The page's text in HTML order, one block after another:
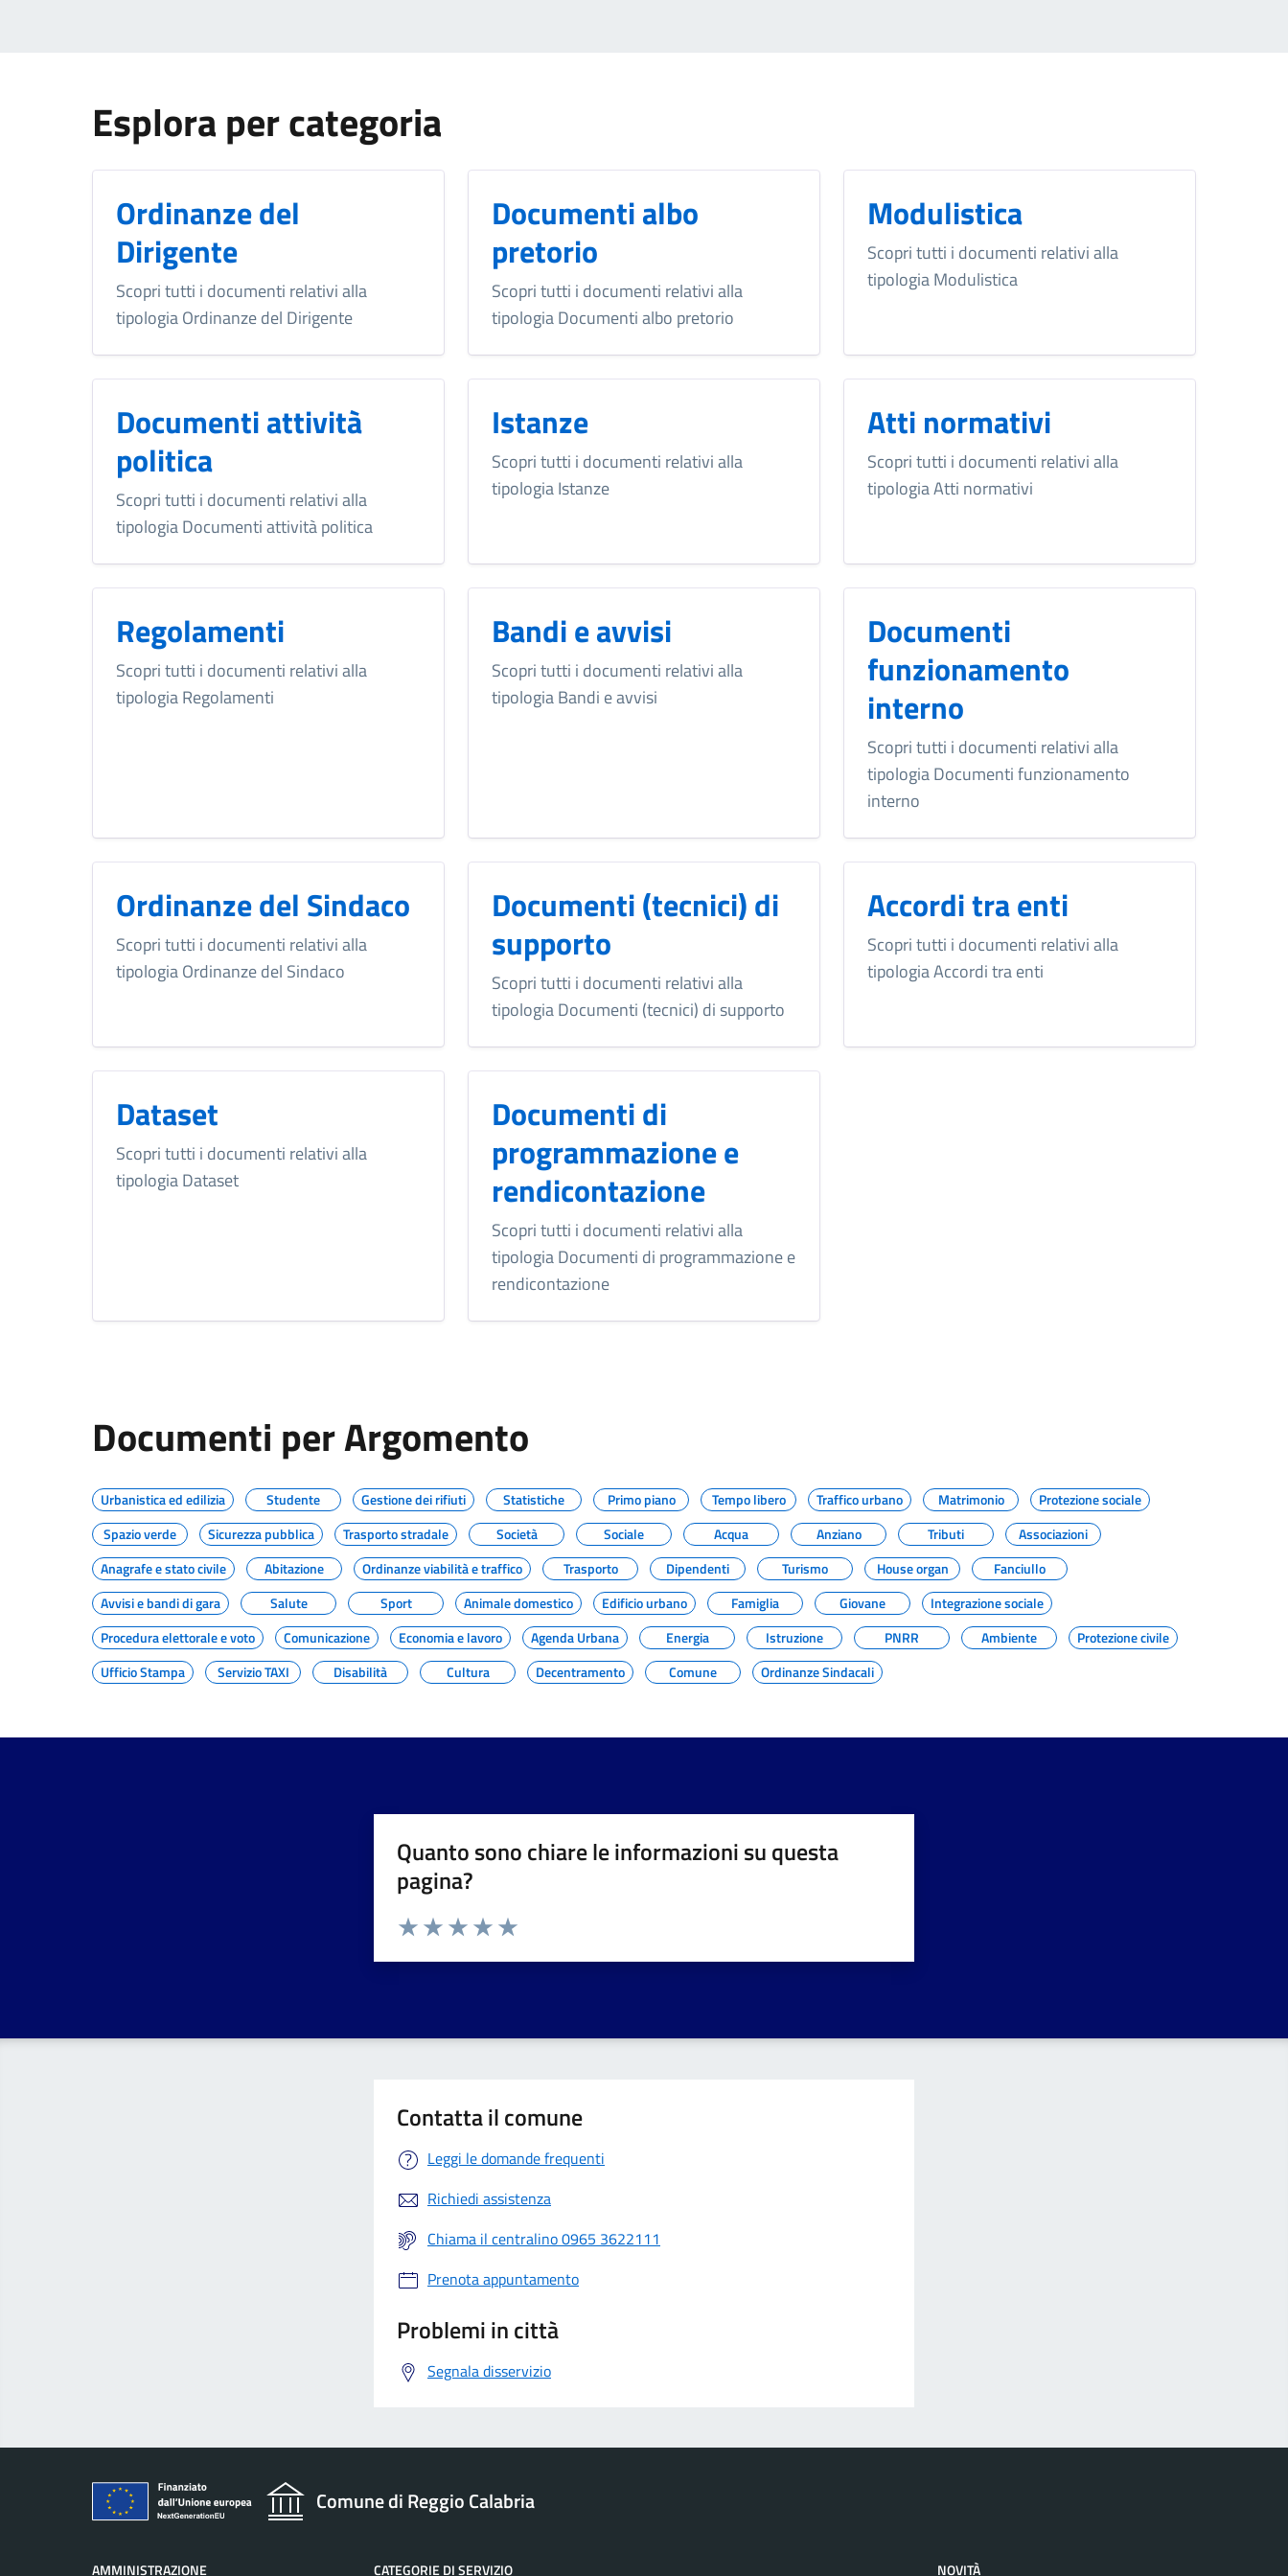
Esplora per categoria
Ordinanze del
Dirigente
Scopri tutti i documenti relativi alla
tipologia Ordinanze del Dirigente
Documenti albo
pretorio
Scopri tutti i documenti relativi alla
tipologia Documenti albo pretorio
Modulistica
Scopri tutti i documenti relativi alla
tipologia Modulistica
Documenti attività
politica
Scopri tutti i documenti relativi alla
tipologia Documenti attività politica
Istanze
Scopri tutti i documenti relativi alla
tipologia Istanze
Atti normativi
Scopri tutti i documenti relativi alla
tipologia Atti normativi
Regolamenti
Scopri tutti i documenti relativi alla
tipologia Regolamenti
Bandi e avvisi
Scopri tutti i documenti relativi alla
tipologia Bandi e avvisi
Documenti
funzionamento
interno
Scopri tutti i documenti relativi alla
tipologia Documenti funzionamento
interno
Ordinanze del Sindaco
Scopri tutti i documenti relativi alla
tipologia Ordinanze del Sindaco
Documenti (tecnici) di
supporto
Scopri tutti i documenti relativi alla
tipologia Documenti (tecnici) di supporto
Accordi tra enti
Scopri tutti i documenti relativi alla
tipologia Accordi tra enti
Dataset
Scopri tutti i documenti relativi alla
tipologia Dataset
Documenti di
programmazione e
rendicontazione
Scopri tutti i documenti relativi alla
tipologia Documenti di programmazione e
rendicontazione
Documenti per Argomento
Urbanistica ed edilizia Studente Gestione dei rifiuti Statistiche Primo piano Tempo libero Traffico urbano Matrimonio
Protezione sociale
Spazio verde
Sicurezza pubblica Trasporto stradale Società Sociale Acqua Anziano Tributi
Associazioni
Anagrafe e stato civile
Abitazione Ordinanze viabilità e traffico Trasporto Dipendenti Turismo House organ
Fanciullo
Avvisi e bandi di gara
Salute Sport Animale domestico Edificio urbano Famiglia Giovane
Integrazione sociale
Procedura elettorale e voto
Comunicazione Economia e lavoro Agenda Urbana Energia Istruzione PNRR Ambiente
Protezione civile
Ufficio Stampa
Servizio TAXI Disabilità Cultura Decentramento Comune Ordinanze Sindacali
Quanto sono chiare le informazioni su questa
pagina?
Valuta da 1 a 5 stelle la pagina
Contatta il comune
Leggi le domande frequenti
Richiedi assistenza
Chiama il centralino 0965 3622111
Prenota appuntamento
Problemi in città
Segnala disservizio
Comune di Reggio Calabria
AMMINISTRAZIONE CATEGORIE DI SERVIZIO NOVITÀ